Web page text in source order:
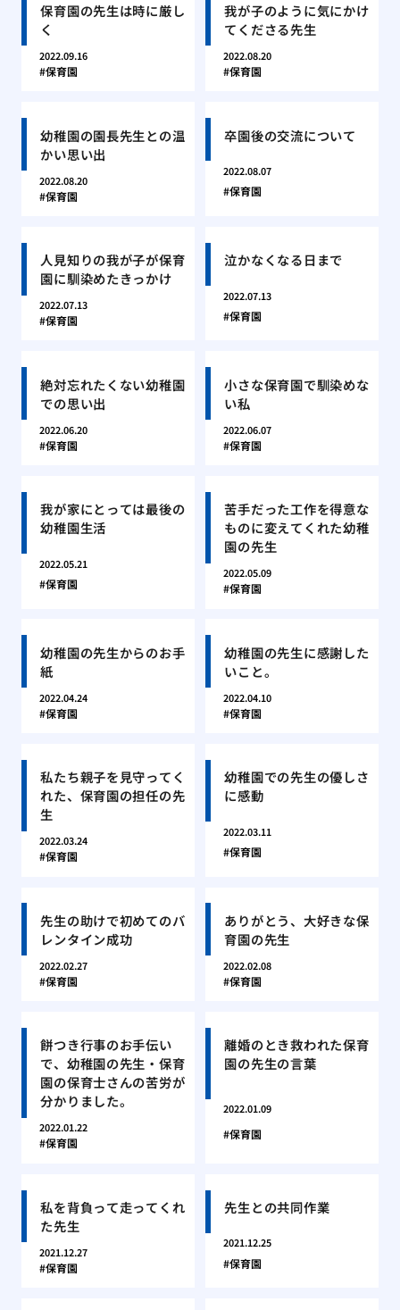
保育園の先生は時に厳し
く
2022.09.16
保育園
我が子のように気にかけ
てくださる先生
2022.08.20
保育園
幼稚園の園長先生との温
かい思い出
2022.08.20
保育園
卒園後の交流について
2022.08.07
保育園
人見知りの我が子が保育
園に馴染めたきっかけ
2022.07.13
保育園
泣かなくなる日まで
2022.07.13
保育園
絶対忘れたくない幼稚園
での思い出
2022.06.20
保育園
小さな保育園で馴染めな
い私
2022.06.07
保育園
我が家にとっては最後の
幼稚園生活
2022.05.21
保育園
苦手だった工作を得意な
ものに変えてくれた幼稚
園の先生
2022.05.09
保育園
幼稚園の先生からのお手
紙
2022.04.24
保育園
幼稚園の先生に感謝した
いこと。
2022.04.10
保育園
私たち親子を見守ってく
れた、保育園の担任の先
生
2022.03.24
保育園
幼稚園での先生の優しさ
に感動
2022.03.11
保育園
先生の助けで初めてのバ
レンタイン成功
2022.02.27
保育園
ありがとう、大好きな保
育園の先生
2022.02.08
保育園
餅つき行事のお手伝い
で、幼稚園の先生・保育
園の保育士さんの苦労が
分かりました。
2022.01.22
保育園
離婚のとき救われた保育
園の先生の言葉
2022.01.09
保育園
私を背負って走ってくれ
た先生
2021.12.27
保育園
先生との共同作業
2021.12.25
保育園